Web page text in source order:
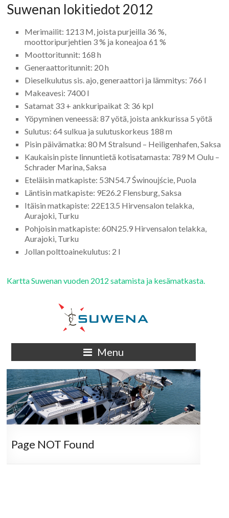
Suwenan lokitiedot 2012
Merimailit: 1213 M, joista purjeilla 36 %,
moottoripurjehtien 3 % ja koneajoa 61 %
Moottoritunnit: 168 h
Generaattoritunnit: 20 h
Dieselkulutus sis. ajo, generaattori ja lämmitys: 766 l
Makeavesi: 7400 l
Satamat 33 + ankkuripaikat 3: 36 kpl
Yöpyminen veneessä: 87 yötä, joista ankkurissa 5 yötä
Sulutus: 64 sulkua ja sulutuskorkeus 188 m
Pisin päivämatka: 80 M Stralsund – Heiligenhafen, Saksa
Kaukaisin piste linnuntietä kotisatamasta: 789 M Oulu –
Schrader Marina, Saksa
Eteläisin matkapiste: 53N54.7 Świnoujście, Puola
Läntisin matkapiste: 9E26.2 Flensburg, Saksa
Itäisin matkapiste: 22E13.5 Hirvensalon telakka,
Aurajoki, Turku
Pohjoisin matkapiste: 60N25.9 Hirvensalon telakka,
Aurajoki, Turku
Jollan polttoainekulutus: 2 l
Kartta Suwenan vuoden 2012 satamista ja kesämatkasta.